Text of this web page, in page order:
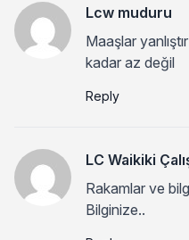
Lcw muduru
Maaşlar
kadar az değil
Reply
LC Waikiki
Rakamlar ve
Bilginize..